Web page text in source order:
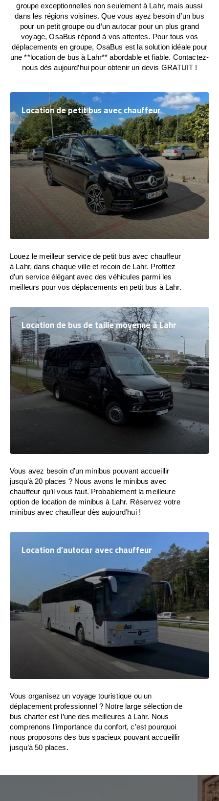
groupe exceptionnelles non seulement à Lahr, mais aussi
dans les régions voisines. Que vous ayez besoin d’un bus
pour un petit groupe ou d’un autocar pour un plus grand
voyage, OsaBus répond à vos attentes. Pour tous vos
déplacements en groupe, OsaBus est la solution idéale pour
une **location de bus à Lahr** abordable et fiable. Contactez-
nous dès aujourd’hui pour obtenir un devis GRATUIT !
Location de petit bus avec chauffeur
Louez le meilleur service de petit bus avec chauffeur
à Lahr, dans chaque ville et recoin de Lahr. Profitez
d’un service élégant avec des véhicules parmi les
meilleurs pour vos déplacements en petit bus à Lahr.
Location de bus de taille moyenne à Lahr
Vous avez besoin d’un minibus pouvant accueillir
jusqu’à 20 places ? Nous avons le minibus avec
chauffeur qu’il vous faut. Probablement la meilleure
option de location de minibus à Lahr. Réservez votre
minibus avec chauffeur dès aujourd’hui !
Location d’autocar avec chauffeur
Vous organisez un voyage touristique ou un
déplacement professionnel ? Notre large sélection de
bus charter est l’une des meilleures à Lahr. Nous
comprenons l’importance du confort, c’est pourquoi
nous proposons des bus spacieux pouvant accueillir
jusqu’à 50 places.